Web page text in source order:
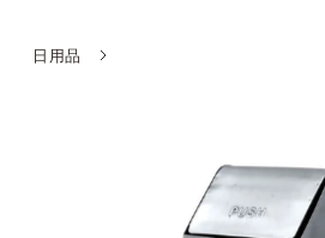
日用品